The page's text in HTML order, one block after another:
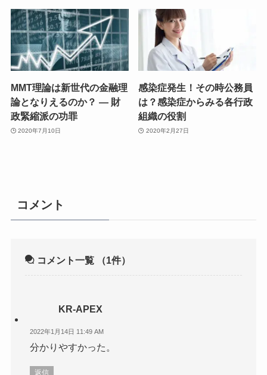
MMT理論は新世代の金融理
論となりえるのか？ ― 財
政緊縮派の功罪
2020年7月10日
感染症発生！その時公務員
は？感染症からみる各行政
組織の役割
2020年2月27日
コメント
コメント一覧 （1件）
KR-APEX
2022年1月14日 11:49 AM
分かりやすかった。
返信